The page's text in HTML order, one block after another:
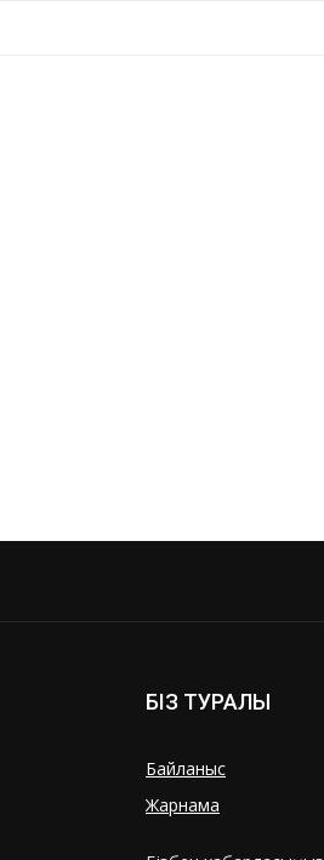
БІЗ ТУРАЛЫ
Байланыс
Жарнама